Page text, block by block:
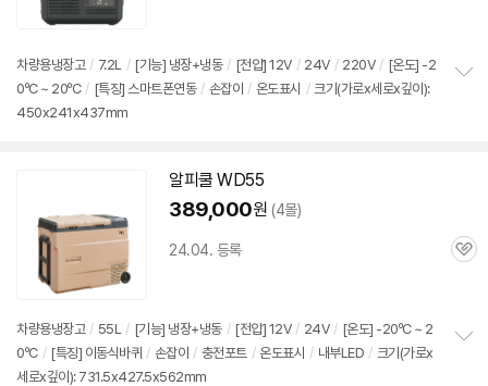
차량용냉장고 / 7.2L / [기능] 냉장+냉동 / [전압] 12V / 24V / 220V / [온도] -2
0ºC ~ 20ºC / [특징] 스마트폰연동 / 손잡이 / 온도표시 / 크기(가로x세로x깊이):
450x241x437mm
알피쿨 WD55
389,000원 (4몰)
24.04. 등록
관
차량용냉장고 / 55L / [기능] 냉장+냉동 / [전압] 12V / 24V / [온도] -20ºC ~ 2
0ºC / [특징] 이동식바퀴 / 손잡이 / 충전포트 / 온도표시 / 내부LED / 크기(가로x
세로x깊이): 731.5x427.5x562mm